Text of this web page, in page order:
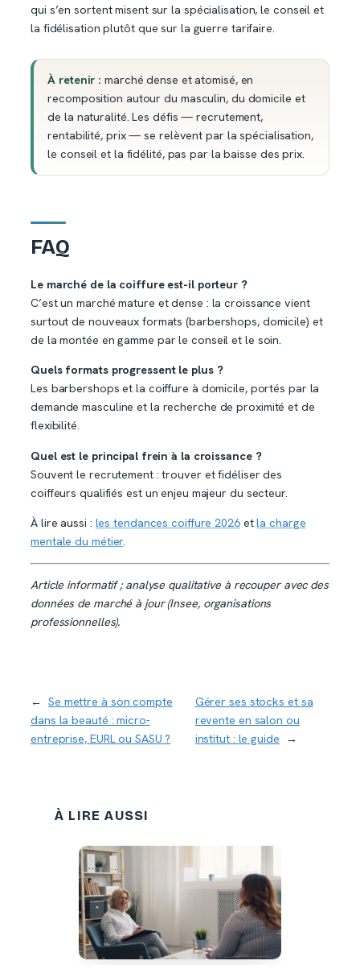
qui s’en sortent misent sur la spécialisation, le conseil et
la fidélisation plutôt que sur la guerre tarifaire.
À retenir : marché dense et atomisé, en
recomposition autour du masculin, du domicile et
de la naturalité. Les défis — recrutement,
rentabilité, prix — se relèvent par la spécialisation,
le conseil et la fidélité, pas par la baisse des prix.
FAQ
Le marché de la coiffure est-il porteur ?
C’est un marché mature et dense : la croissance vient
surtout de nouveaux formats (barbershops, domicile) et
de la montée en gamme par le conseil et le soin.
Quels formats progressent le plus ?
Les barbershops et la coiffure à domicile, portés par la
demande masculine et la recherche de proximité et de
flexibilité.
Quel est le principal frein à la croissance ?
Souvent le recrutement : trouver et fidéliser des
coiffeurs qualifiés est un enjeu majeur du secteur.
À lire aussi : les tendances coiffure 2026etla charge
mentale du métier.
Article informatif ; analyse qualitative à recouper avec des
données de marché à jour (Insee, organisations
professionnelles).
← Se mettre à son compte
dans la beauté : micro-
entreprise, EURL ou SASU ?
Gérer ses stocks et sa
revente en salon ou
institut : le guide
→
À LIRE AUSSI